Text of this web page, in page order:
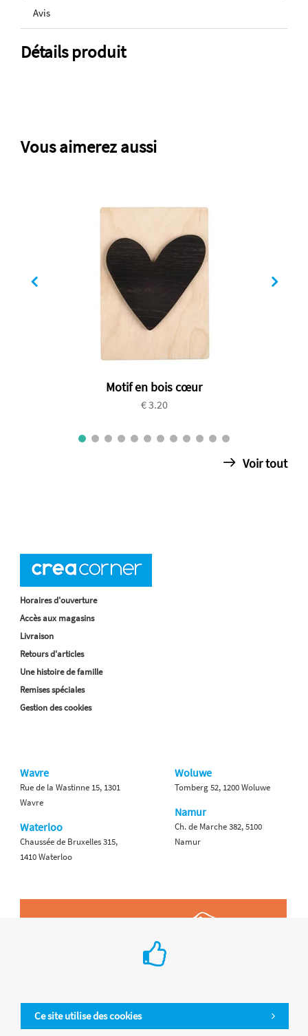
Avis
Détails produit
Vous aimerez aussi
Motif en bois cœur
€ 3.20
Voir tout
Ce site utilise des cookies
Horaires d'ouverture
Accès aux magasins
Livraison
Retours d'articles
Une histoire de famille
Remises spéciales
Gestion des cookies
Wavre
Rue de la Wastinne 15, 1301
Wavre
Waterloo
Chaussée de Bruxelles 315,
1410 Waterloo
Woluwe
Tomberg 52, 1200 Woluwe
Namur
Ch. de Marche 382, 5100
Namur